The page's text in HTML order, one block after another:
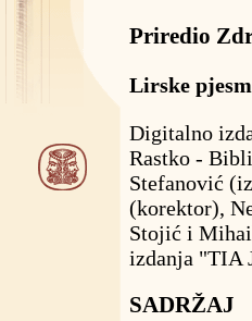
Priredio
Lirske
Digitalno
Rastko -
Stefanović
(korektor),
Stojić i
izdanja "TIA
SADRŽAJ